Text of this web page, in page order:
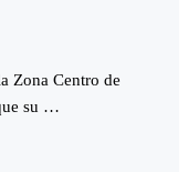
Zona Centro de
su …